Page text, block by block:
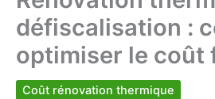
défiscalisation :
optimiser le coût
Coût rénovation thermique